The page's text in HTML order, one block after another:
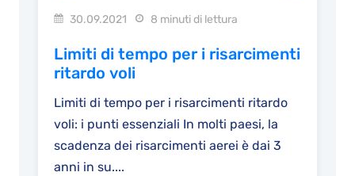
30.09.2021 8 minuti di lettura
Limiti di tempo per i risarcimenti
ritardo voli
Limiti di tempo per i risarcimenti ritardo
voli: i punti essenziali In molti paesi, la
scadenza dei risarcimenti aerei è dai 3
anni in su....